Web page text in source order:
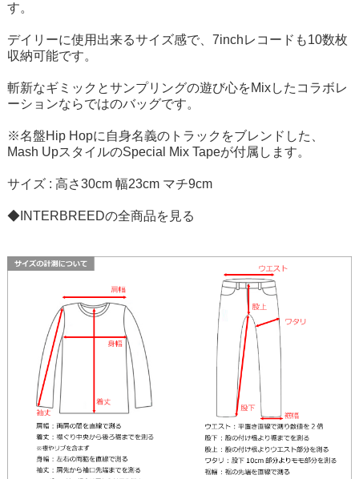
す。
デイリーに使用出来るサイズ感で、7inchレコードも10数枚
収納可能です。
斬新なギミックとサンプリングの遊び心をMixしたコラボレ
ーションならではのバッグです。
※名盤Hip Hopに自身名義のトラックをブレンドした、
Mash UpスタイルのSpecial Mix Tapeが付属します。
サイズ : 高さ30cm 幅23cm マチ9cm
◆INTERBREEDの全商品を見る